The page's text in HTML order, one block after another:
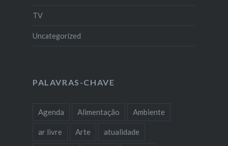
TV
Uncategorized
PALAVRAS-CHAVE
Agenda Alimentação Ambiente
ar livre Arte atualidade